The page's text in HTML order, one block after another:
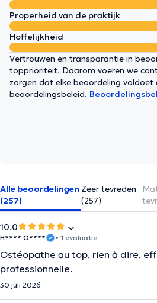
Properheid van de praktijk
Hoffelijkheid
Vertrouwen en transparantie in
topprioriteit. Daarom voeren we
zorgen dat elke beoordeling voldoet
beoordelingsbeleid.
Alle beoordelingen
(257)
Zeer tevreden
(257)
10.0
H**** O**** • 1 evaluatie
Ostéopathe au top, rien à dire,
professionnelle.
30 juli 2026